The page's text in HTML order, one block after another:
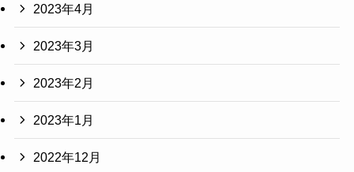
2023年4月
2023年3月
2023年2月
2023年1月
2022年12月